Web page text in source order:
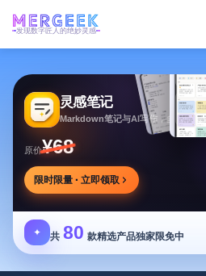
发现数字匠人的绝妙灵感
灵感笔记
Markdown笔记与AI写作，多方式整理同步笔记
原价¥68
限时限量 · 立即领取
✦ 共 80 款精选产品独家限免中